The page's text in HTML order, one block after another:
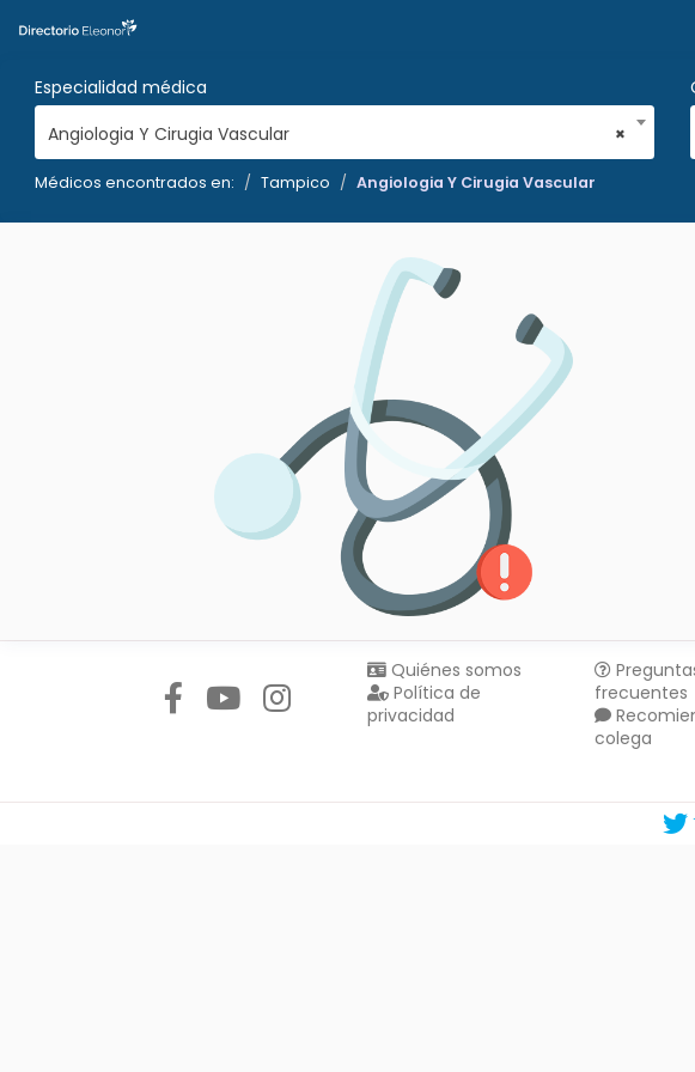
Especialidad médica
×
Angiologia Y Cirugia Vascular
Médicos encontrados en: Tampico Angiologia Y Cirugia Vascular
Quiénes somos
Política de
privacidad
frecuentes
colega